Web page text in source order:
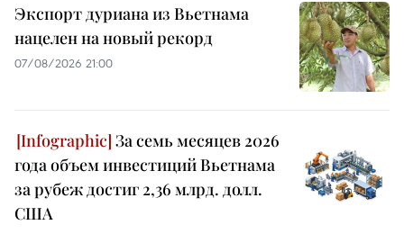
Экспорт дуриана из Вьетнама
нацелен на новый рекорд
07/08/2026 21:00
За семь месяцев 2026
года объем инвестиций Вьетнама
за рубеж достиг 2,36 млрд. долл.
США